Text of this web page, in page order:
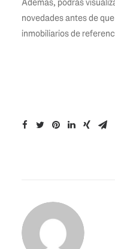
Además, podrás
novedades antes de
inmobiliarios de